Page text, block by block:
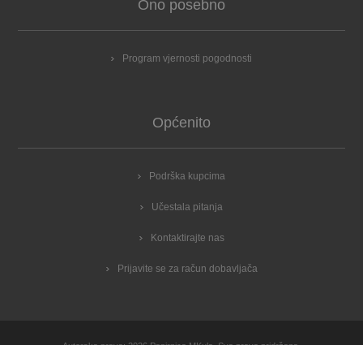
Ono posebno
Program vjernosti pogodnosti
Općenito
Podrška kupcima
Učestala pitanja
Kontaktirajte nas
Prijavite se za račun dobavljača